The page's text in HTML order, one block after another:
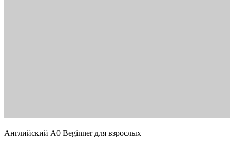
Английский A0 Beginner для взрослых